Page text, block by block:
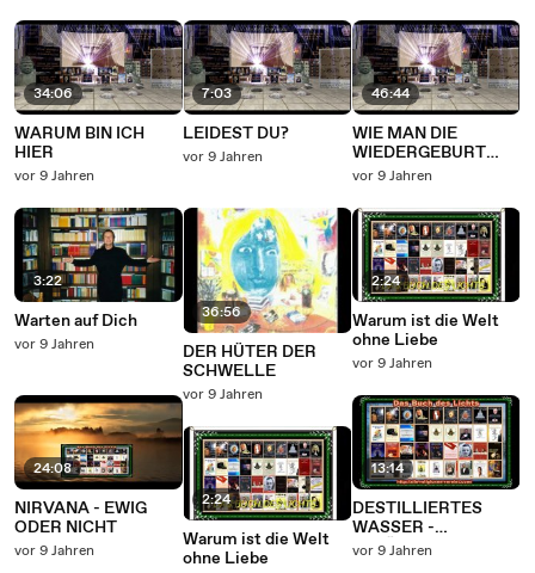
34:06
WARUM BIN ICH
HIER
vor 9 Jahren
3:22
Warten auf Dich
vor 9 Jahren
24:08
NIRVANA - EWIG
ODER NICHT
vor 9 Jahren
7:03
LEIDEST DU?
vor 9 Jahren
36:56
DER HÜTER DER
SCHWELLE
vor 9 Jahren
2:24
Warum ist die Welt
ohne Liebe
46:44
WIE MAN DIE
WIEDERGEBURT
VERHINDERT!
vor 9 Jahren
2:24
Warum ist die Welt
ohne Liebe
vor 9 Jahren
13:14
DESTILLIERTES
WASSER -
GEFÄHRLICH ODER
vor 9 Jahren